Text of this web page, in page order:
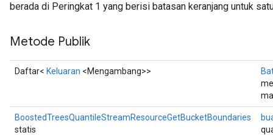
berada di Peringkat 1 yang berisi batasan keranjang untuk
Metode Publik
Daftar< Keluaran <Mengambang>>
BoostedTreesQuantileStreamResourceGetBucketBoundaries
statis